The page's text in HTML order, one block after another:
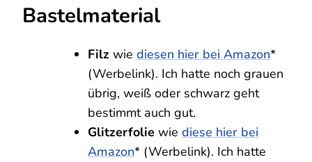
Bastelmaterial
Filz wie diesen hier bei Amazon*
(Werbelink). Ich hatte noch grauen
übrig, weiß oder schwarz geht
bestimmt auch gut.
Glitzerfolie wie diese hier bei
Amazon* (Werbelink). Ich hatte